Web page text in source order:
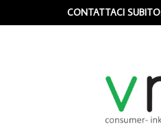
CONTATTACI